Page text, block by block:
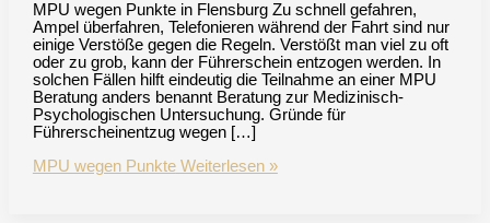
MPU wegen Punkte in Flensburg Zu schnell gefahren,
Ampel überfahren, Telefonieren während der Fahrt sind nur
einige Verstöße gegen die Regeln. Verstößt man viel zu oft
oder zu grob, kann der Führerschein entzogen werden. In
solchen Fällen hilft eindeutig die Teilnahme an einer MPU
Beratung anders benannt Beratung zur Medizinisch-
Psychologischen Untersuchung. Gründe für
Führerscheinentzug wegen […]
MPU wegen PunkteWeiterlesen »